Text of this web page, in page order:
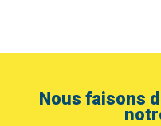
Nous faisons